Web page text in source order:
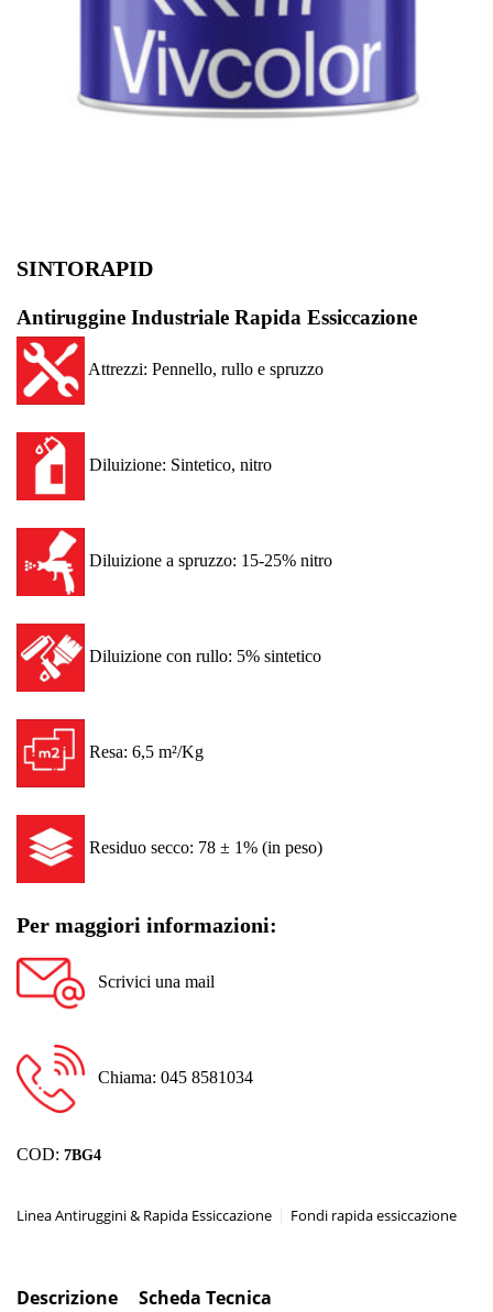
SINTORAPID
Antiruggine Industriale Rapida Essiccazione
Attrezzi: Pennello, rullo e spruzzo
Diluizione: Sintetico, nitro
Diluizione a spruzzo: 15-25% nitro
Diluizione con rullo: 5% sintetico
Resa: 6,5 m²/Kg
Residuo secco: 78 ± 1% (in peso)
Per maggiori informazioni:
Scrivici una mail
Chiama: 045 8581034
COD: 7BG4
Linea Antiruggini & Rapida Essiccazione Fondi rapida essiccazione
Descrizione Scheda Tecnica